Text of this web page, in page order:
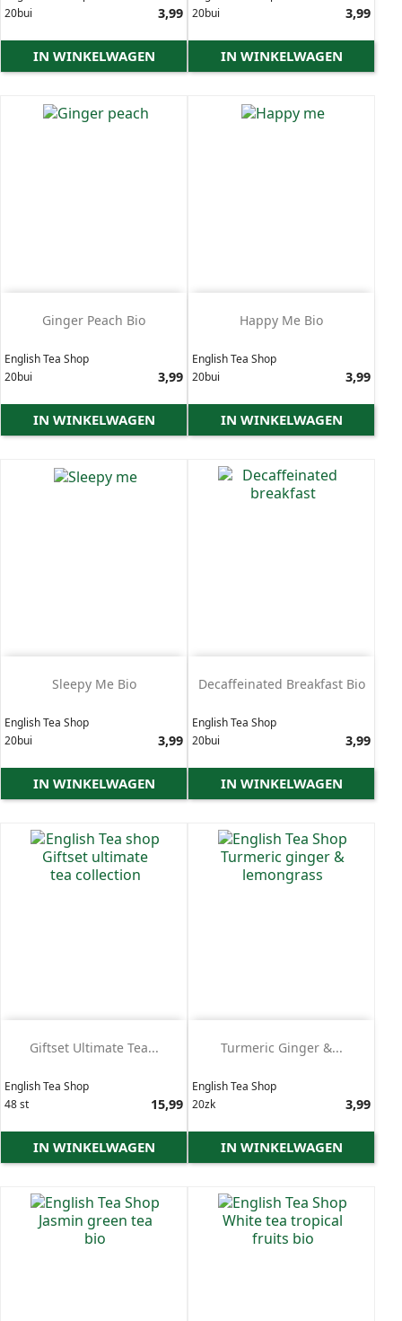
20bui
3,99
IN WINKELWAGEN
20bui
3,99
IN WINKELWAGEN
Ginger Peach Bio
English Tea Shop
20bui
3,99
IN WINKELWAGEN
Happy Me Bio
English Tea Shop
20bui
3,99
IN WINKELWAGEN
Sleepy Me Bio
English Tea Shop
20bui
3,99
IN WINKELWAGEN
Decaffeinated Breakfast Bio
English Tea Shop
20bui
3,99
IN WINKELWAGEN
Giftset Ultimate Tea...
English Tea Shop
48 st
15,99
IN WINKELWAGEN
Turmeric Ginger &...
English Tea Shop
20zk
3,99
IN WINKELWAGEN